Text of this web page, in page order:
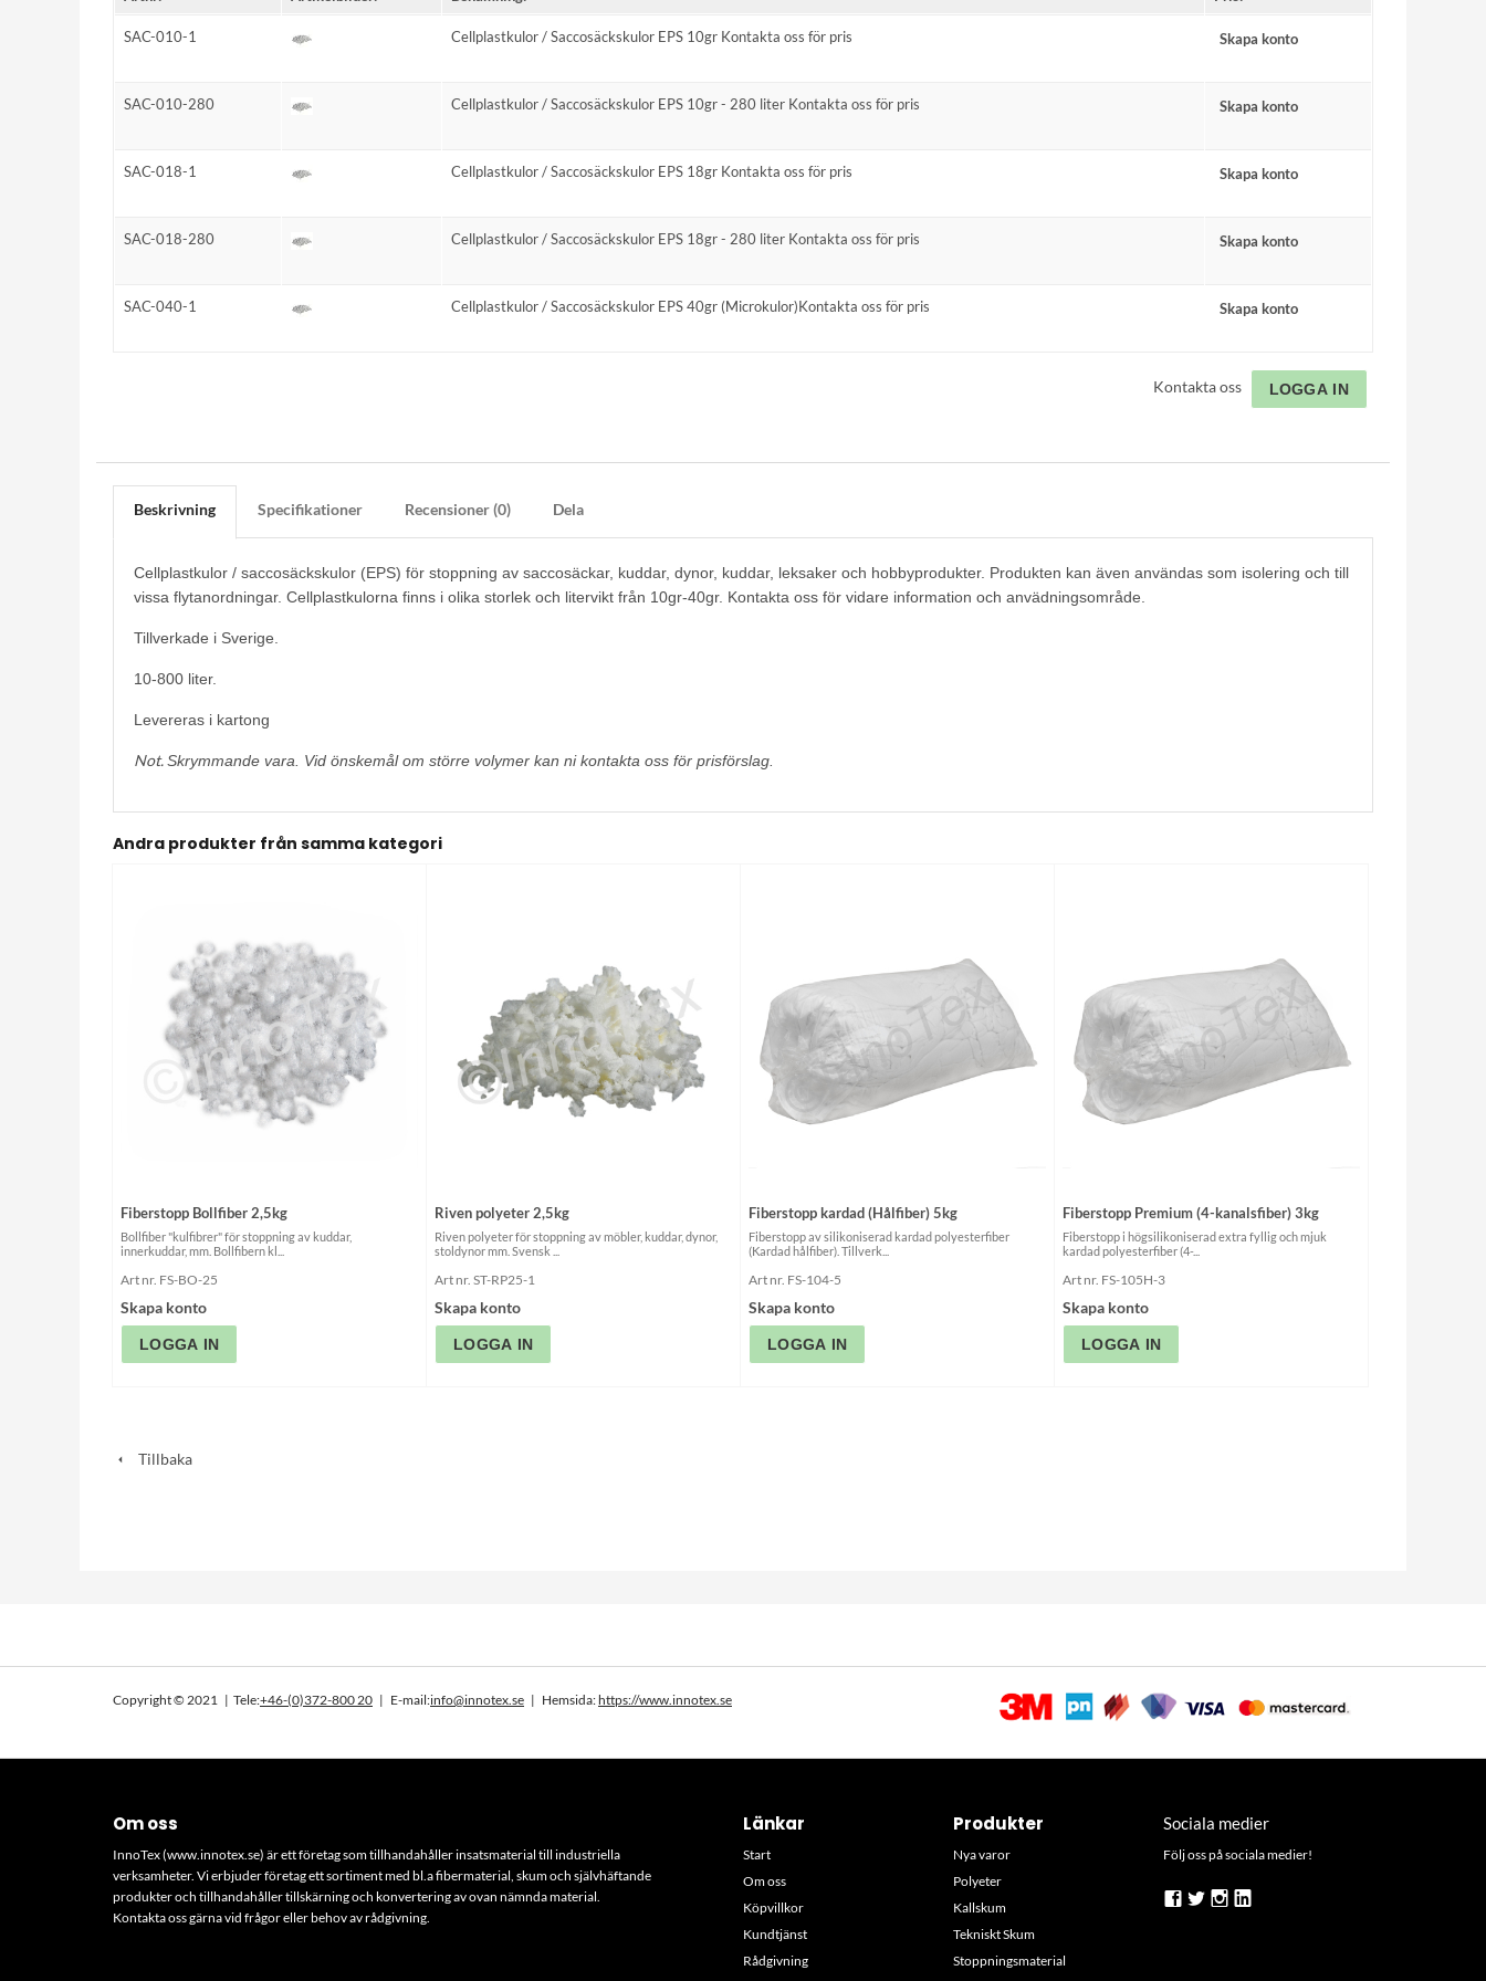
SAC-010-1 Cellplastkulor / Saccosäckskulor EPS 10gr Kontakta oss för pris Skapa konto
SAC-010-280 Cellplastkulor / Saccosäckskulor EPS 10gr - 280 liter Kontakta oss för pris Skapa konto
SAC-018-1 Cellplastkulor / Saccosäckskulor EPS 18gr Kontakta oss för pris Skapa konto
SAC-018-280 Cellplastkulor / Saccosäckskulor EPS 18gr - 280 liter Kontakta oss för pris Skapa konto
SAC-040-1 Cellplastkulor / Saccosäckskulor EPS 40gr (Microkulor)Kontakta oss för pris Skapa konto
Kontakta oss
Beskrivning Specifikationer Recensioner (0) Dela
Cellplastkulor / saccosäckskulor (EPS) för stoppning av saccosäckar, kuddar, dynor, kuddar, leksaker och hobbyprodukter. Produkten kan även användas som isolering och till
vissa flytanordningar. Cellplastkulorna finns i olika storlek och litervikt från 10gr-40gr. Kontakta oss för vidare information och anvädningsområde.
Tillverkade i Sverige.
10-800 liter.
Levereras i kartong
Not.Skrymmande vara. Vid önskemål om större volymer kan ni kontakta oss för prisförslag.
Andra produkter från samma kategori
Fiberstopp Bollfiber 2,5kg
Bollfiber "kulfibrer" för stoppning av kuddar,
innerkuddar, mm. Bollfibern kl...
Art nr. FS-BO-25
Skapa konto
Riven polyeter 2,5kg
Riven polyeter för stoppning av möbler, kuddar, dynor,
stoldynor mm. Svensk ...
Art nr. ST-RP25-1
Skapa konto
Fiberstopp kardad (Hålfiber) 5kg
Fiberstopp av silikoniserad kardad polyesterfiber
(Kardad hålfiber). Tillverk...
Art nr. FS-104-5
Skapa konto
Fiberstopp Premium (4-kanalsfiber) 3kg
Fiberstopp i högsilikoniserad extra fyllig och mjuk
kardad polyesterfiber (4-...
Art nr. FS-105H-3
Skapa konto
Tillbaka
Copyright © 2021 | Tele:+46-(0)372-800 20 | E-mail:info@innotex.se | Hemsida:https://www.innotex.se
Om oss
InnoTex (www.innotex.se) är ett företag som tillhandahåller insatsmaterial till industriella
verksamheter. Vi erbjuder företag ett sortiment med bl.a fibermaterial, skum och självhäftande
produkter och tillhandahåller tillskärning och konvertering av ovan nämnda material.
Kontakta oss gärna vid frågor eller behov av rådgivning.
Länkar
Start
Om oss
Köpvillkor
Kundtjänst
Rådgivning
Produkter
Nya varor
Polyeter
Kallskum
Tekniskt Skum
Stoppningsmaterial
Sociala medier
Följ oss på sociala medier!